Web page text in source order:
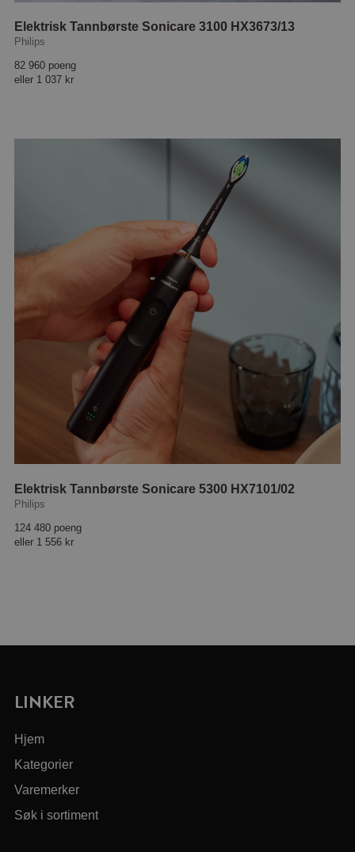
Elektrisk Tannbørste Sonicare 3100 HX3673/13
Philips
82 960 poeng
eller 1 037 kr
Elektrisk Tannbørste Sonicare 5300 HX7101/02
Philips
124 480 poeng
eller 1 556 kr
LINKER
Hjem
Kategorier
Varemerker
Søk i sortiment